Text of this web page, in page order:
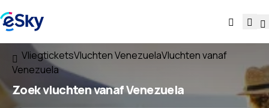
VliegticketsVluchten VenezuelaVluchten vanaf
Venezuela
Zoek vluchtenvanaf Venezuela